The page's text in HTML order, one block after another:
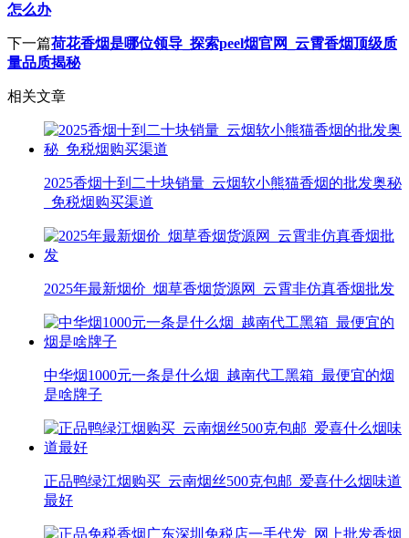
怎么办
下一篇荷花香烟是哪位领导_探索peel烟官网_云霄香烟顶级质
量品质揭秘
相关文章
2025香烟十到二十块销量_云烟软小熊猫香烟的批发奥秘
_免税烟购买渠道
2025年最新烟价_烟草香烟货源网_云霄非仿真香烟批发
中华烟1000元一条是什么烟_越南代工黑箱_最便宜的烟
是啥牌子
正品鸭绿江烟购买_云南烟丝500克包邮_爱喜什么烟味道
最好